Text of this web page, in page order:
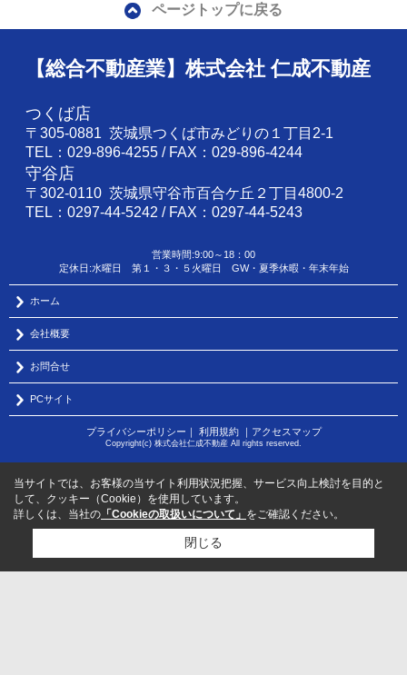
ページトップに戻る
【総合不動産業】株式会社 仁成不動産
つくば店
〒305-0881 茨城県つくば市みどりの１丁目2-1
TEL：029-896-4255 / FAX：029-896-4244
守谷店
〒302-0110 茨城県守谷市百合ケ丘２丁目4800-2
TEL：0297-44-5242 / FAX：0297-44-5243
営業時間:9:00～18：00
定休日:水曜日 第１・３・５火曜日 GW・夏季休暇・年末年始
ホーム
会社概要
お問合せ
PCサイト
プライバシーポリシー ｜ 利用規約｜ アクセスマップ
Copyright(c) 株式会社仁成不動産 All rights reserved.
当サイトでは、お客様の当サイト利用状況把握、サービス向上検討を目的と
して、クッキー（Cookie）を使用しています。
詳しくは、当社の 「Cookieの取扱いについて」 をご確認ください。
閉じる